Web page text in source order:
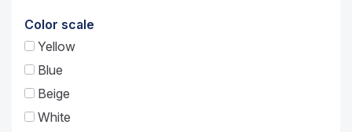
Color scale
Yellow
Blue
Beige
White